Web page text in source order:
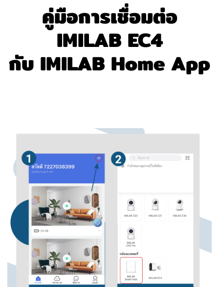
คู่มือการเชื่อมต่อ
IMILAB EC4
กับ IMILAB Home App